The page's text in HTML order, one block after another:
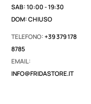
SAB: 10:00 - 19:30
DOM: CHIUSO
TELEFONO:+39 379 178
8785
EMAIL:
INFO@FRIDASTORE.IT